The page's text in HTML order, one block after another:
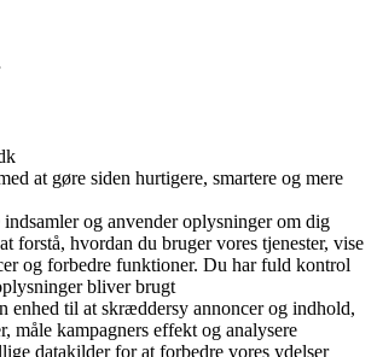
at gøre siden hurtigere, smartere og mere
og anvender oplysninger om dig
forstå, hvordan du bruger vores tjenester, vise
og forbedre funktioner. Du har fuld kontrol
bliver brugt
enhed til at skræddersy annoncer og indhold,
måle kampagners effekt og analysere
datakilder for at forbedre vores ydelser